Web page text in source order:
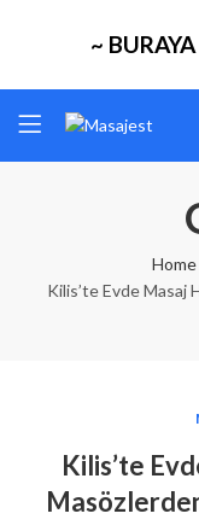
~
Home
Kilis’te Evde Masaj
Kilis’te